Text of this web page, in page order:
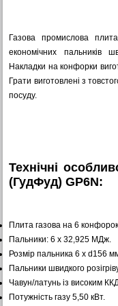
Газова промислова
економічних пальників
Накладки на конфорки
Грати виготовлені з
посуду.
Технічні
(ГудФуд) GP6N:
Плита газова на 6
Пальники: 6 х 32,925 МДж.
Розмір пальника 6 х d156
Пальники швидкого
Чавун/латунь із високим
Потужність газу 5,50 кВт.